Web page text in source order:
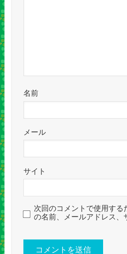
名前
メール
サイト
次回のコメントで使用する
の名前、メールアドレス、